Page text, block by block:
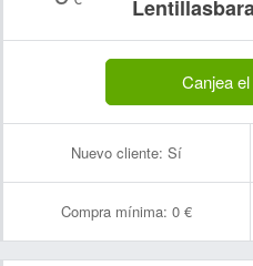
Canjea
Nuevo cliente: Sí
Compra mínima: 0 €